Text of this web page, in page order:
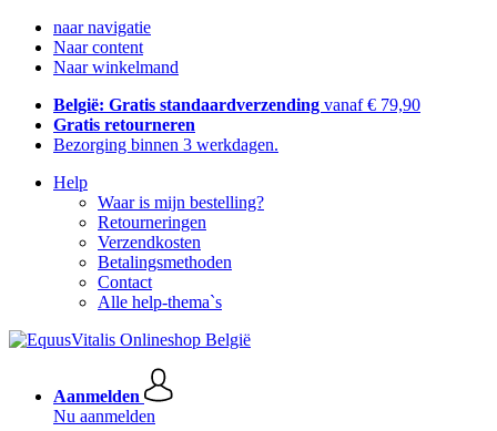
naar navigatie
Naar content
Naar winkelmand
België: Gratis standaardverzending vanaf € 79,90
Gratis retourneren
Bezorging binnen 3 werkdagen.
Help
Waar is mijn bestelling?
Retourneringen
Verzendkosten
Betalingsmethoden
Contact
Alle help-thema`s
Aanmelden
Nu aanmelden